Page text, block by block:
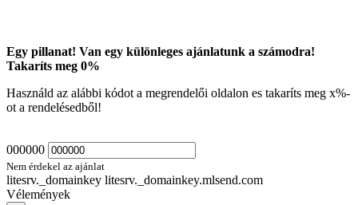
Egy pillanat! Van egy különleges ajánlatunk a számodra!
Takaríts meg 0%
Használd az alábbi kódot a megrendelői oldalon es takaríts meg x%-
ot a rendelésedből!
000000
Nem érdekel az ajánlat
litesrv._domainkey litesrv._domainkey.mlsend.com
Vélemények